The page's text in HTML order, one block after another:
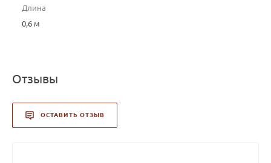
Длина
0,6 м
Отзывы
ОСТАВИТЬ ОТЗЫВ